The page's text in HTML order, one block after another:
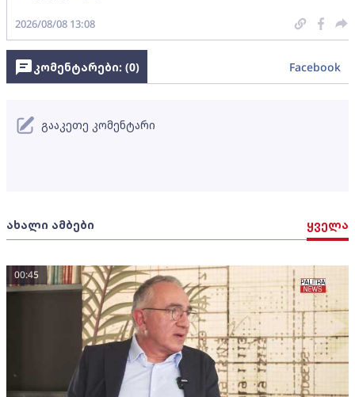
2026/08/08 13:08
ახალი ამბები ყველა
00:45
კომენტარები: (0) Facebook
გააკეთე კომენტარი